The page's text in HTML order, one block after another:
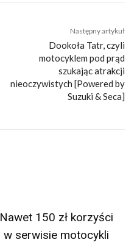
Następny artykuł
Dookoła Tatr, czyli
motocyklem pod prąd
szukając atrakcji
nieoczywistych [Powered by
Suzuki & Seca]
Nawet 150 zł korzyści
w serwisie motocykli